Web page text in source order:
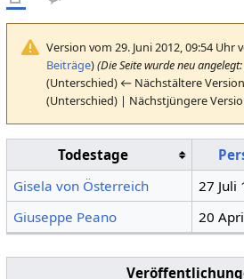
Version vom 29. Juni 2012, 09:54 Uhr
Beiträge)(Die Seite wurde neu
(Unterschied) ← Nächstältere
(Unterschied) | Nächstjüngere
Todestage
Gisela von Österreich
27 Juli
Giuseppe Peano
20